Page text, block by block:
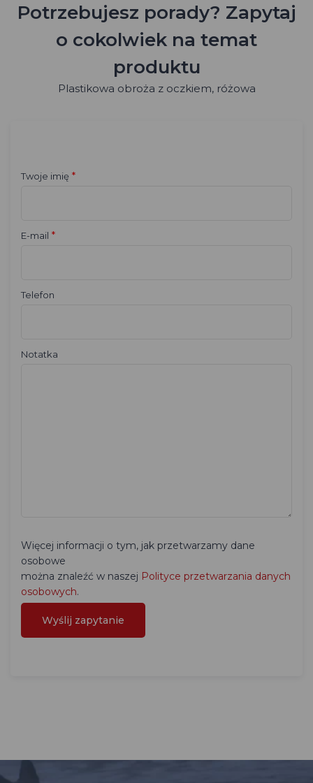
Potrzebujesz porady? Zapytaj
o cokolwiek na temat
produktu
Plastikowa obroża z oczkiem, różowa
Twoje imię *
E-mail *
Telefon
Notatka
Więcej informacji o tym, jak przetwarzamy dane
osobowe
można znaleźć w naszej Polityce przetwarzania danych
osobowych.